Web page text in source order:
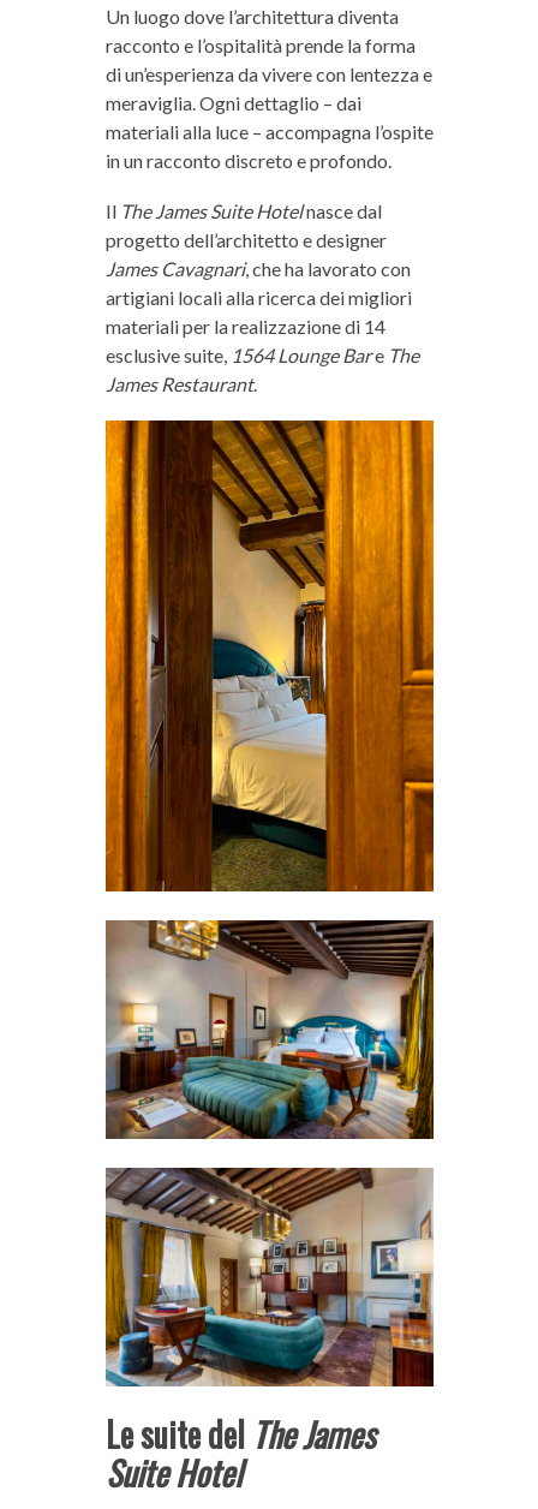
Un luogo dove l’architettura diventa
racconto e l’ospitalità prende la forma
di un’esperienza da vivere con lentezza e
meraviglia. Ogni dettaglio – dai
materiali alla luce – accompagna l’ospite
in un racconto discreto e profondo.
Il The James Suite Hotelnasce dal
progetto dell’architetto e designer
James Cavagnari, che ha lavorato con
artigiani locali alla ricerca dei migliori
materiali per la realizzazione di 14
esclusive suite, 1564 Lounge Bare The
James Restaurant.
Le suite del The James
Suite Hotel